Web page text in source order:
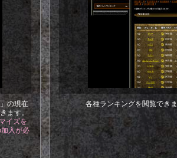
の現在
ます。
イズを
入が必
各種ランキングを閲覧でき